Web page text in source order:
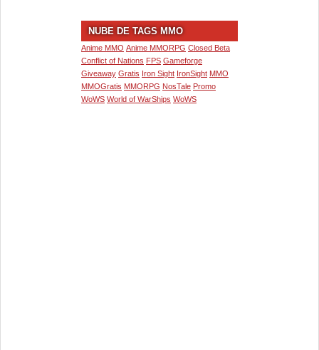
NUBE DE TAGS MMO
Anime MMO Anime MMORPG Closed Beta
Conflict of Nations FPS Gameforge
Giveaway Gratis Iron Sight IronSight MMO
MMOGratis MMORPG NosTale Promo
WoWS World of WarShips WoWS